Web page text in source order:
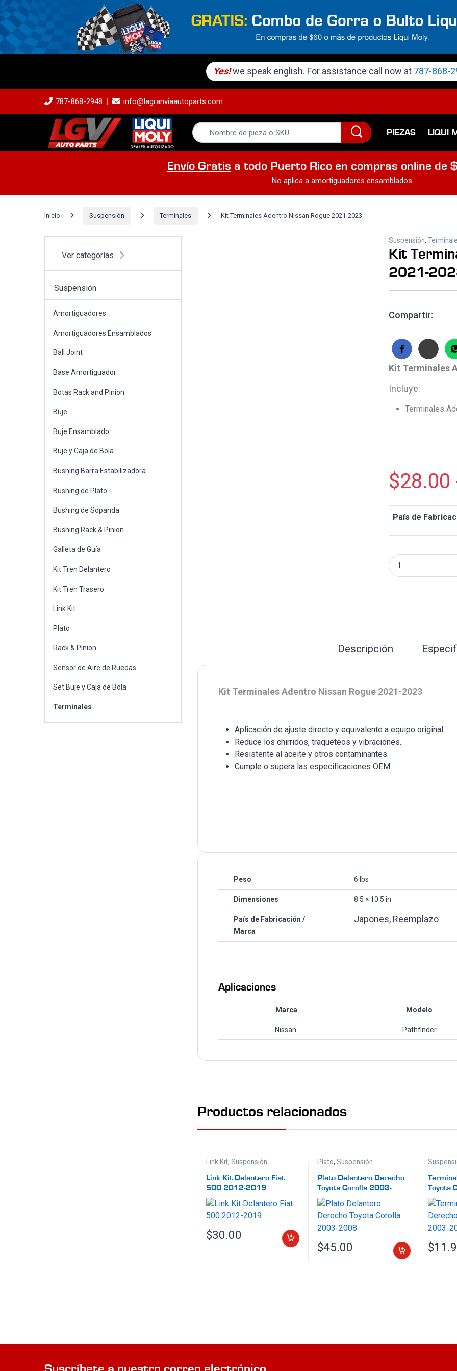
Yes! we speak english. For assistance call now at 787-868-
787-868-2948 info@lagranviaautoparts.com
PIEZAS LIQUI
Envío Gratis a todo Puerto Rico en compras online de
No aplica a amortiguadores ensamblados.
Inicio Suspensión Terminales Kit Terminales Adentro Nissan Rogue 2021-2023
Suspensión,
Kit
2021-
Compartir:
Kit Terminales
Incluye:
Terminales
$28.00
País de
Kit Terminales
Descripción
Kit Terminales Adentro Nissan Rogue 2021-2023
Aplicación de ajuste directo y equivalente a equipo original
Reduce los chirridos, traqueteos y vibraciones.
Resistente al aceite y otros contaminantes.
Cumple o supera las especificaciones OEM.
Peso 6 lbs
Dimensiones 8.5 × 10.5 in
País de Fabricación /
Marca
Japones, Reemplazo
Aplicaciones
Marca Modelo
Nissan Pathfinder
Productos relacionados
Link Kit,Suspensión
Link Kit Delantero Fiat
500 2012-2019
$30.00
Plato, Suspensión
Plato Delantero Derecho
Toyota Corolla 2003-
2008
$45.00
Toyota
2008
$
Ver categorías
Suspensión
Amortiguadores
Amortiguadores Ensamblados
Ball Joint
Base Amortiguador
Botas Rack and Pinion
Buje
Buje Ensamblado
Buje y Caja de Bola
Bushing Barra Estabilizadora
Bushing de Plato
Bushing de Sopanda
Bushing Rack & Pinion
Galleta de Guía
Kit Tren Delantero
Kit Tren Trasero
Link Kit
Plato
Rack & Pinion
Sensor de Aire de Ruedas
Set Buje y Caja de Bola
Terminales